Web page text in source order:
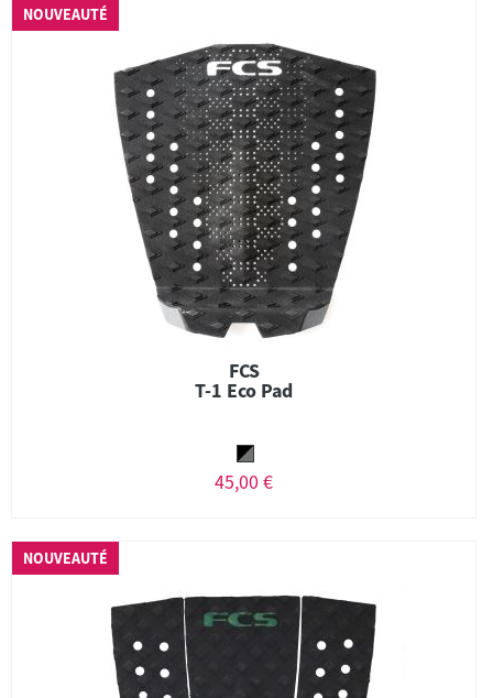
NOUVEAUTÉ
FCS
T-1 Eco Pad
45,00 €
NOUVEAUTÉ